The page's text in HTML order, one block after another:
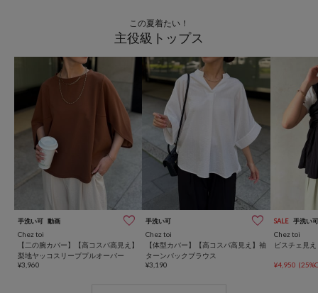
この夏着たい！
主役級トップス
手洗い可 動画
Chez toi
【二の腕カバー】【高コスパ高見え】
梨地ヤッコスリーブプルオーバー
¥3,960
手洗い可
Chez toi
【体型カバー】【高コスパ高見え】袖
ターンバックブラウス
¥3,190
SALE 手洗い可
Chez toi
ビスチェ見
¥4,950